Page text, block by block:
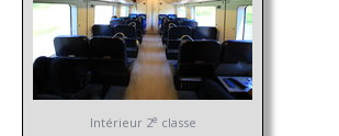
Intérieur 2e classe